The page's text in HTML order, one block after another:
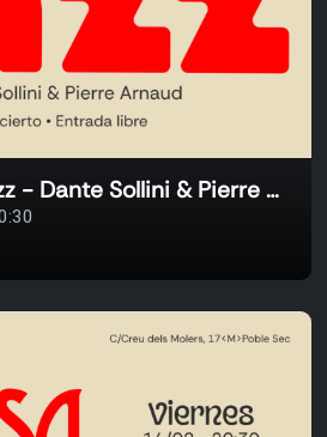
Concierto de Jazz - Dante Sollini & Pierre Arnaud